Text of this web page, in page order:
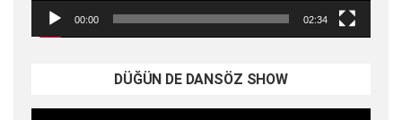
00:00 02:34
DÜĞÜN DE DANSÖZ SHOW